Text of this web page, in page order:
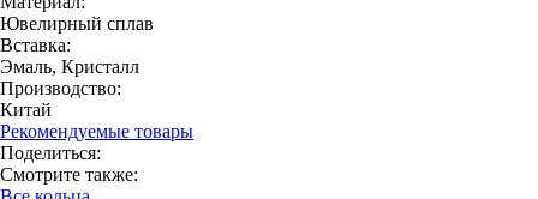
Ювелирный сплав
Вставка:
Эмаль, Кристалл
Производство:
Китай
Рекомендуемые товары
Поделиться:
Смотрите также: